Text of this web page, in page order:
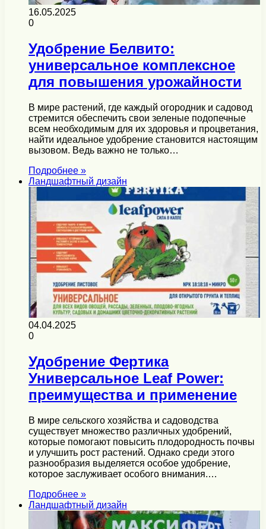
16.05.2025
0
Удобрение Белвито:
универсальное комплексное
для повышения урожайности
В мире растений, где каждый огородник и садовод
стремится обеспечить свои зеленые подопечные
всем необходимым для их здоровья и процветания,
найти идеальное удобрение становится настоящим
вызовом. Ведь важно не только…
Подробнее »
Ландшафтный дизайн
04.04.2025
0
Удобрение Фертика
Универсальное Leaf Power:
преимущества и применение
В мире сельского хозяйства и садоводства
существует множество различных удобрений,
которые помогают повысить плодородность почвы
и улучшить рост растений. Однако среди этого
разнообразия выделяется особое удобрение,
которое заслуживает особого внимания.…
Подробнее »
Ландшафтный дизайн